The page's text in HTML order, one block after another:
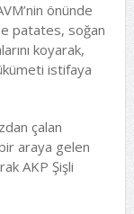
önünde
patates, soğan
koyarak,
istifaya
çalan
araya gelen
AKP Şişli